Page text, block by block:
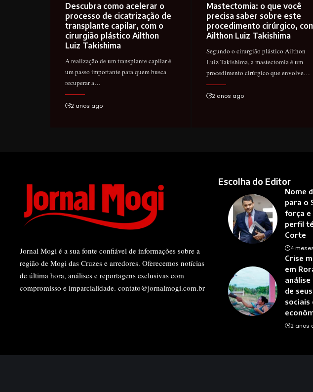
Descubra como acelerar o
processo de cicatrização de
transplante capilar, com o
cirurgião plástico Ailthon
Luiz Takishima
A realização de um transplante capilar é
um passo importante para quem busca
recuperar a…
2 anos ago
Mastectomia: o que você
precisa saber sobre este
procedimento cirúrgico,
Ailthon Luiz Takishima
Segundo o cirurgião plástico Ailthon
Luiz Takishima, a mastectomia é um
procedimento cirúrgico que envolve…
2 anos ago
Jornal Mogi é a sua fonte confiável de informações sobre a
região de Mogi das Cruzes e arredores. Oferecemos notícias
de última hora, análises e reportagens exclusivas com
compromisso e imparcialidade. contato@jornalmogi.com.br
Escolha do Editor
Nome
para o
força
perfil
Corte
4
Crise
em
de
sociais
2 anos